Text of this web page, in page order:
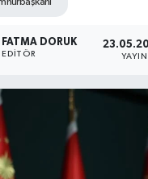
FATMA DORUK
EDITÖR